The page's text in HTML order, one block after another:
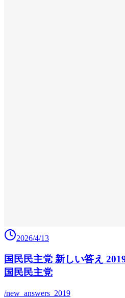
2026/4/13
国民民主党 新しい答え
国民民主党
/new_answers_2019